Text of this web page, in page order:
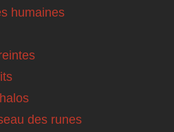
humaines
des runes